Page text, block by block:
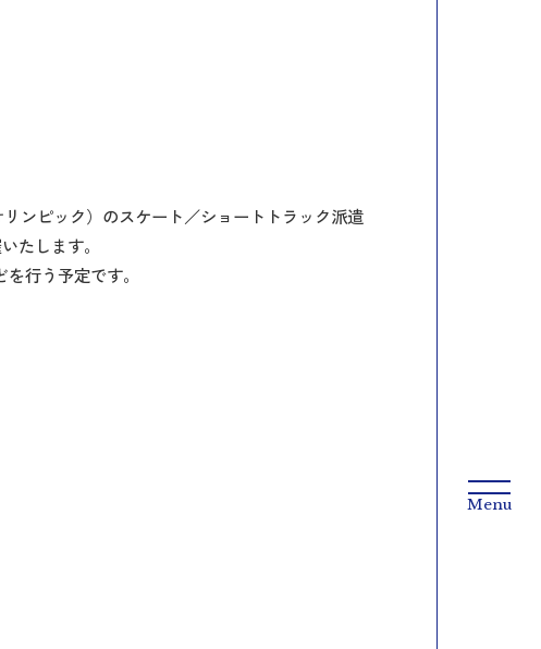
ンピック）のスケート／ショートトラック派遣
たします。
行う予定です。